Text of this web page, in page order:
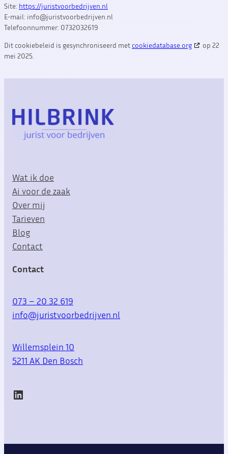
Site: https://juristvoorbedrijven.nl
E-mail: info@juristvoorbedrijven.nl
Telefoonnummer: 0732032619
Dit cookiebeleid is gesynchroniseerd met cookiedatabase.org
op 22
mei 2025.
Wat ik doe
Ai voor de zaak
Over mij
Tarieven
Blog
Contact
Contact
073 – 20 32 619
info@juristvoorbedrijven.nl
Willemsplein 10
5211 AK Den Bosch
LinkedIn